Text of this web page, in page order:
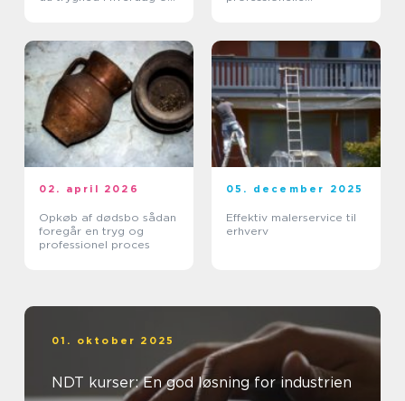
02. april 2026
Opkøb af dødsbo sådan
foregår en tryg og
professionel proces
05. december 2025
Effektiv malerservice til
erhverv
01. oktober 2025
NDT kurser: En god løsning for industrien